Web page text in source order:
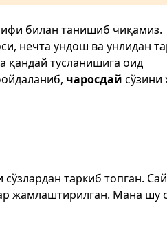
билан танишиб чиқамиз.
нечта ундош ва унлидан
қандай тусланишига оид
чаросдай сўзини
таркиб топган.
жамлаштирилган. Мана шу